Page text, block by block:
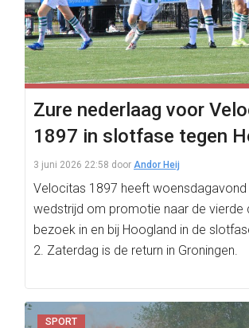
Zure nederlaag voor
1897 in slotfase tegen
3 juni 2026 22:58 door Andor Heij
Velocitas 1897 heeft
wedstrijd om promotie naar de vierde
bezoek in en bij Hoogland in de
2. Zaterdag is de return in Groningen.
SPORT